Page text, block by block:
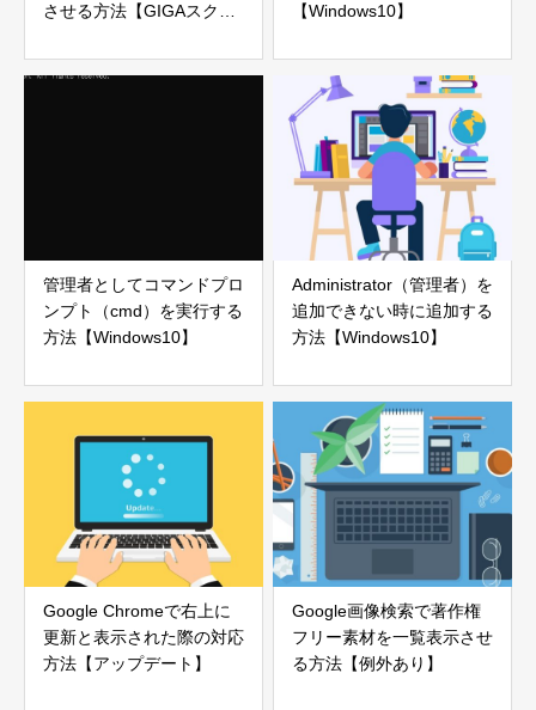
させる方法【GIGAスクー
【Windows10】
管理者としてコマンドプロ
ンプト（cmd）を実行する
方法【Windows10】
Administrator（管理者）を
追加できない時に追加する
方法【Windows10】
Google Chromeで右上に
更新と表示された際の対応
方法【アップデート】
Google画像検索で著作権
フリー素材を一覧表示させ
る方法【例外あり】